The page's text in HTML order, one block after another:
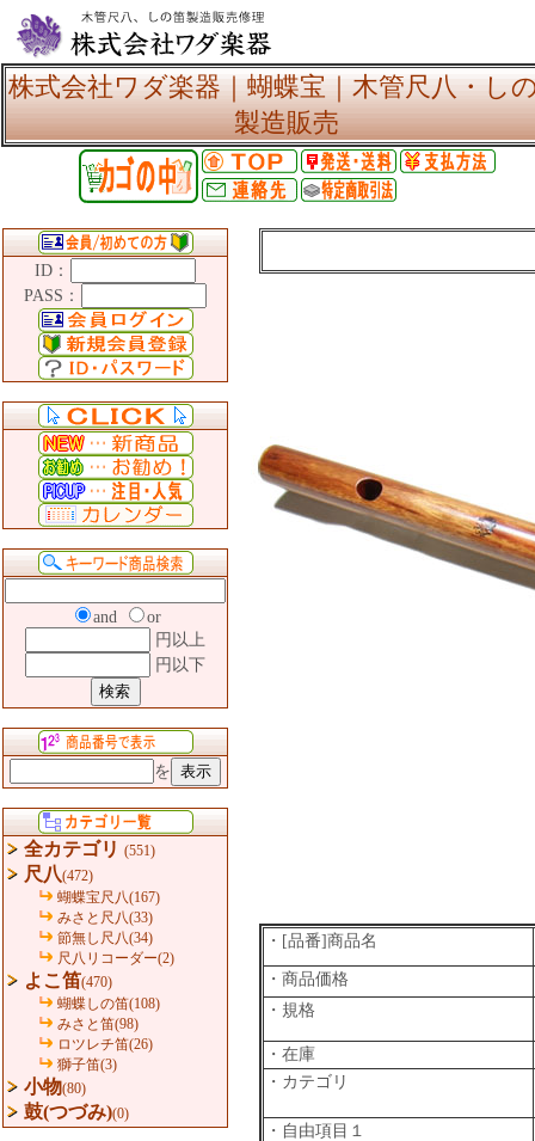
株式会社ワダ楽器｜蝴蝶宝｜木管尺八・し
製造販売
ID：
PASS：
and
or
円以上
円以下
を
全カテゴリ (551)
尺八(472)
蝴蝶宝尺八(167)
みさと尺八(33)
節無し尺八(34)
尺八リコーダー(2)
よこ笛(470)
蝴蝶しの笛(108)
みさと笛(98)
ロツレチ笛(26)
獅子笛(3)
小物(80)
鼓(つづみ)(0)
・[品番]商品名
・商品価格
・規格
・在庫
・カテゴリ
・自由項目１